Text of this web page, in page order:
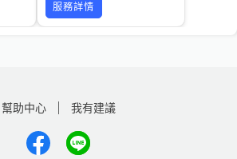
服務詳情
幫助中心 我有建議